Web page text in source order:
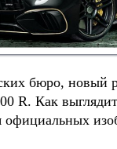
бюро, новый
R. Как
официальных